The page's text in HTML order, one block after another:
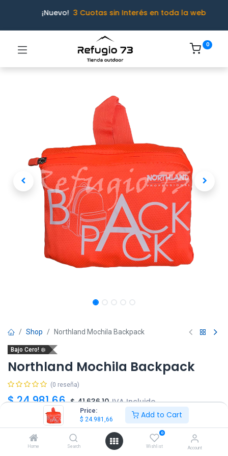
Price:
$ 24.981,66 Add to Cart
Home Search
0
Wishlist Account
¡Nuevo! 3 Cuotas sin Interés en toda la web
0
Shop Northland Mochila Backpack
Bajo Cero! ❄️
Northland Mochila Backpack
(0 reseña)
$24.981,66 $41.636,10 IVA Incluido
Color